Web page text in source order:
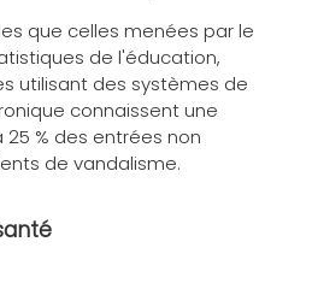
que celles menées par le
de l'éducation,
utilisant des systèmes de
connaissent une
% des entrées non
de vandalisme.